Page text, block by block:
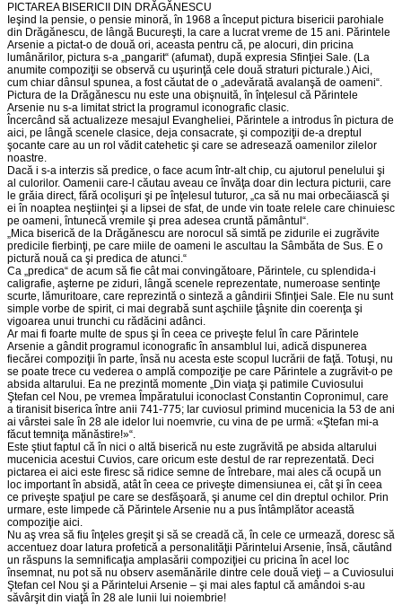
PICTAREA BISERICII DIN DRĂGĂNESCU
Ieşind la pensie, o pensie minoră, în 1968 a început pictura bisericii parohiale
din Drăgănescu, de lângă Bucureşti, la care a lucrat vreme de 15 ani. Părintele
Arsenie a pictat-o de două ori, aceasta pentru că, pe alocuri, din pricina
lumânărilor, pictura s-a „pangarit“ (afumat), după expresia Sfinţiei Sale. (La
anumite compoziţii se observă cu uşurinţă cele două straturi picturale.) Aici,
cum chiar dânsul spunea, a fost căutat de o „adevărată avalanşă de oameni“.
Pictura de la Drăgănescu nu este una obişnuită, în înţelesul că Părintele
Arsenie nu s-a limitat strict la programul iconografic clasic.
Încercând să actualizeze mesajul Evangheliei, Părintele a introdus în pictura de
aici, pe lângă scenele clasice, deja consacrate, şi compoziţii de-a dreptul
şocante care au un rol vădit catehetic şi care se adresează oamenilor zilelor
noastre.
Dacă i s-a interzis să predice, o face acum într-alt chip, cu ajutorul penelului şi
al culorilor. Oamenii care-l căutau aveau ce învăţa doar din lectura picturii, care
le grăia direct, fără ocolişuri şi pe înţelesul tuturor, „ca să nu mai orbecăiască şi
ei în noaptea neştiinţei şi a lipsei de sfat, de unde vin toate relele care chinuiesc
pe oameni, întunecă vremile şi prea adesea cruntă pământul“.
„Mica biserică de la Drăgănescu are norocul să simtă pe zidurile ei zugrăvite
predicile fierbinţi, pe care miile de oameni le ascultau la Sâmbăta de Sus. E o
pictură nouă ca şi predica de atunci.“
Ca „predica“ de acum să fie cât mai convingătoare, Părintele, cu splendida-i
caligrafie, aşterne pe ziduri, lângă scenele reprezentate, numeroase sentinţe
scurte, lămuritoare, care reprezintă o sinteză a gândirii Sfinţiei Sale. Ele nu sunt
simple vorbe de spirit, ci mai degrabă sunt aşchiile ţâşnite din coerenţa şi
vigoarea unui trunchi cu rădăcini adânci.
Ar mai fi foarte multe de spus şi în ceea ce priveşte felul în care Părintele
Arsenie a gândit programul iconografic în ansamblul lui, adică dispunerea
fiecărei compoziţii în parte, însă nu acesta este scopul lucrării de faţă. Totuşi, nu
se poate trece cu vederea o amplă compoziţie pe care Părintele a zugrăvit-o pe
absida altarului. Ea ne prezintă momente „Din viaţa şi patimile Cuviosului
Ştefan cel Nou, pe vremea Împăratului iconoclast Constantin Copronimul, care
a tiranisit biserica între anii 741-775; Iar cuviosul primind mucenicia la 53 de ani
ai vârstei sale în 28 ale idelor lui noemvrie, cu vina de pe urmă: «Ştefan mi-a
făcut temniţa mănăstire!»“.
Este ştiut faptul că în nici o altă biserică nu este zugrăvită pe absida altarului
mucenicia acestui Cuvios, care oricum este destul de rar reprezentată. Deci
pictarea ei aici este firesc să ridice semne de întrebare, mai ales că ocupă un
loc important în absidă, atât în ceea ce priveşte dimensiunea ei, cât şi în ceea
ce priveşte spaţiul pe care se desfăşoară, şi anume cel din dreptul ochilor. Prin
urmare, este limpede că Părintele Arsenie nu a pus întâmplător această
compoziţie aici.
Nu aş vrea să fiu înţeles greşit şi să se creadă că, în cele ce urmează, doresc să
accentuez doar latura profetică a personalităţii Părintelui Arsenie, însă, căutând
un răspuns la semnificaţia amplasării compoziţiei cu pricina în acel loc
însemnat, nu pot să nu observ asemănările dintre cele două vieţi – a Cuviosului
Ştefan cel Nou şi a Părintelui Arsenie – şi mai ales faptul că amândoi s-au
săvârşit din viaţă în 28 ale lunii lui noiembrie!